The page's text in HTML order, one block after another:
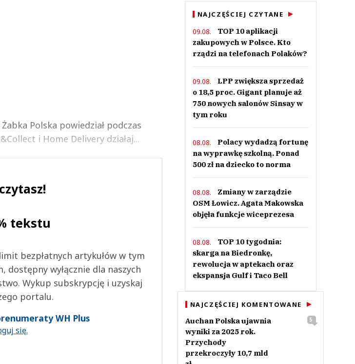
Polska powiedział podczas
i Home Delivery działaj...
tekstu
bezpłatnych artykułów w tym
wyłącznie dla naszych
Wykup subskrypcję i uzyskaj
portalu.
WH Plus
się.
NAJCZĘŚCIEJ CZYTANE
09.08.
TOP 10 aplikacji
zakupowych w Polsce. Kto
rządzi na telefonach Polaków?
09.08.
LPP zwiększa sprzedaż
o 18,5 proc. Gigant planuje aż
750 nowych salonów Sinsay w
tym roku
08.08.
Polacy wydadzą fortunę
na wyprawkę szkolną. Ponad
500 zł na dziecko to norma
08.08.
Zmiany w zarządzie
OSM Łowicz. Agata Makowska
objęła funkcje wiceprezesa
08.08.
TOP 10 tygodnia:
skarga na Biedronkę,
rewolucja w aptekach oraz
ekspansja Gulf i Taco Bell
NAJCZĘŚCIEJ KOMENTOWANE
Auchan Polska ujawnia
wyniki za 2025 rok.
Przychody
przekroczyły 10,7 mld
5